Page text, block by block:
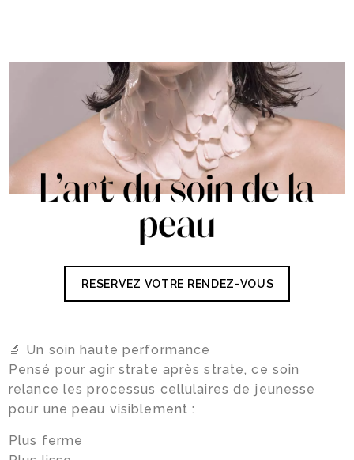
RESERVEZ VOTRE RENDEZ-VOUS
🔬 Un soin haute performance
Pensé pour agir strate après strate, ce soin
relance les processus cellulaires de jeunesse
pour une peau visiblement :
Plus ferme